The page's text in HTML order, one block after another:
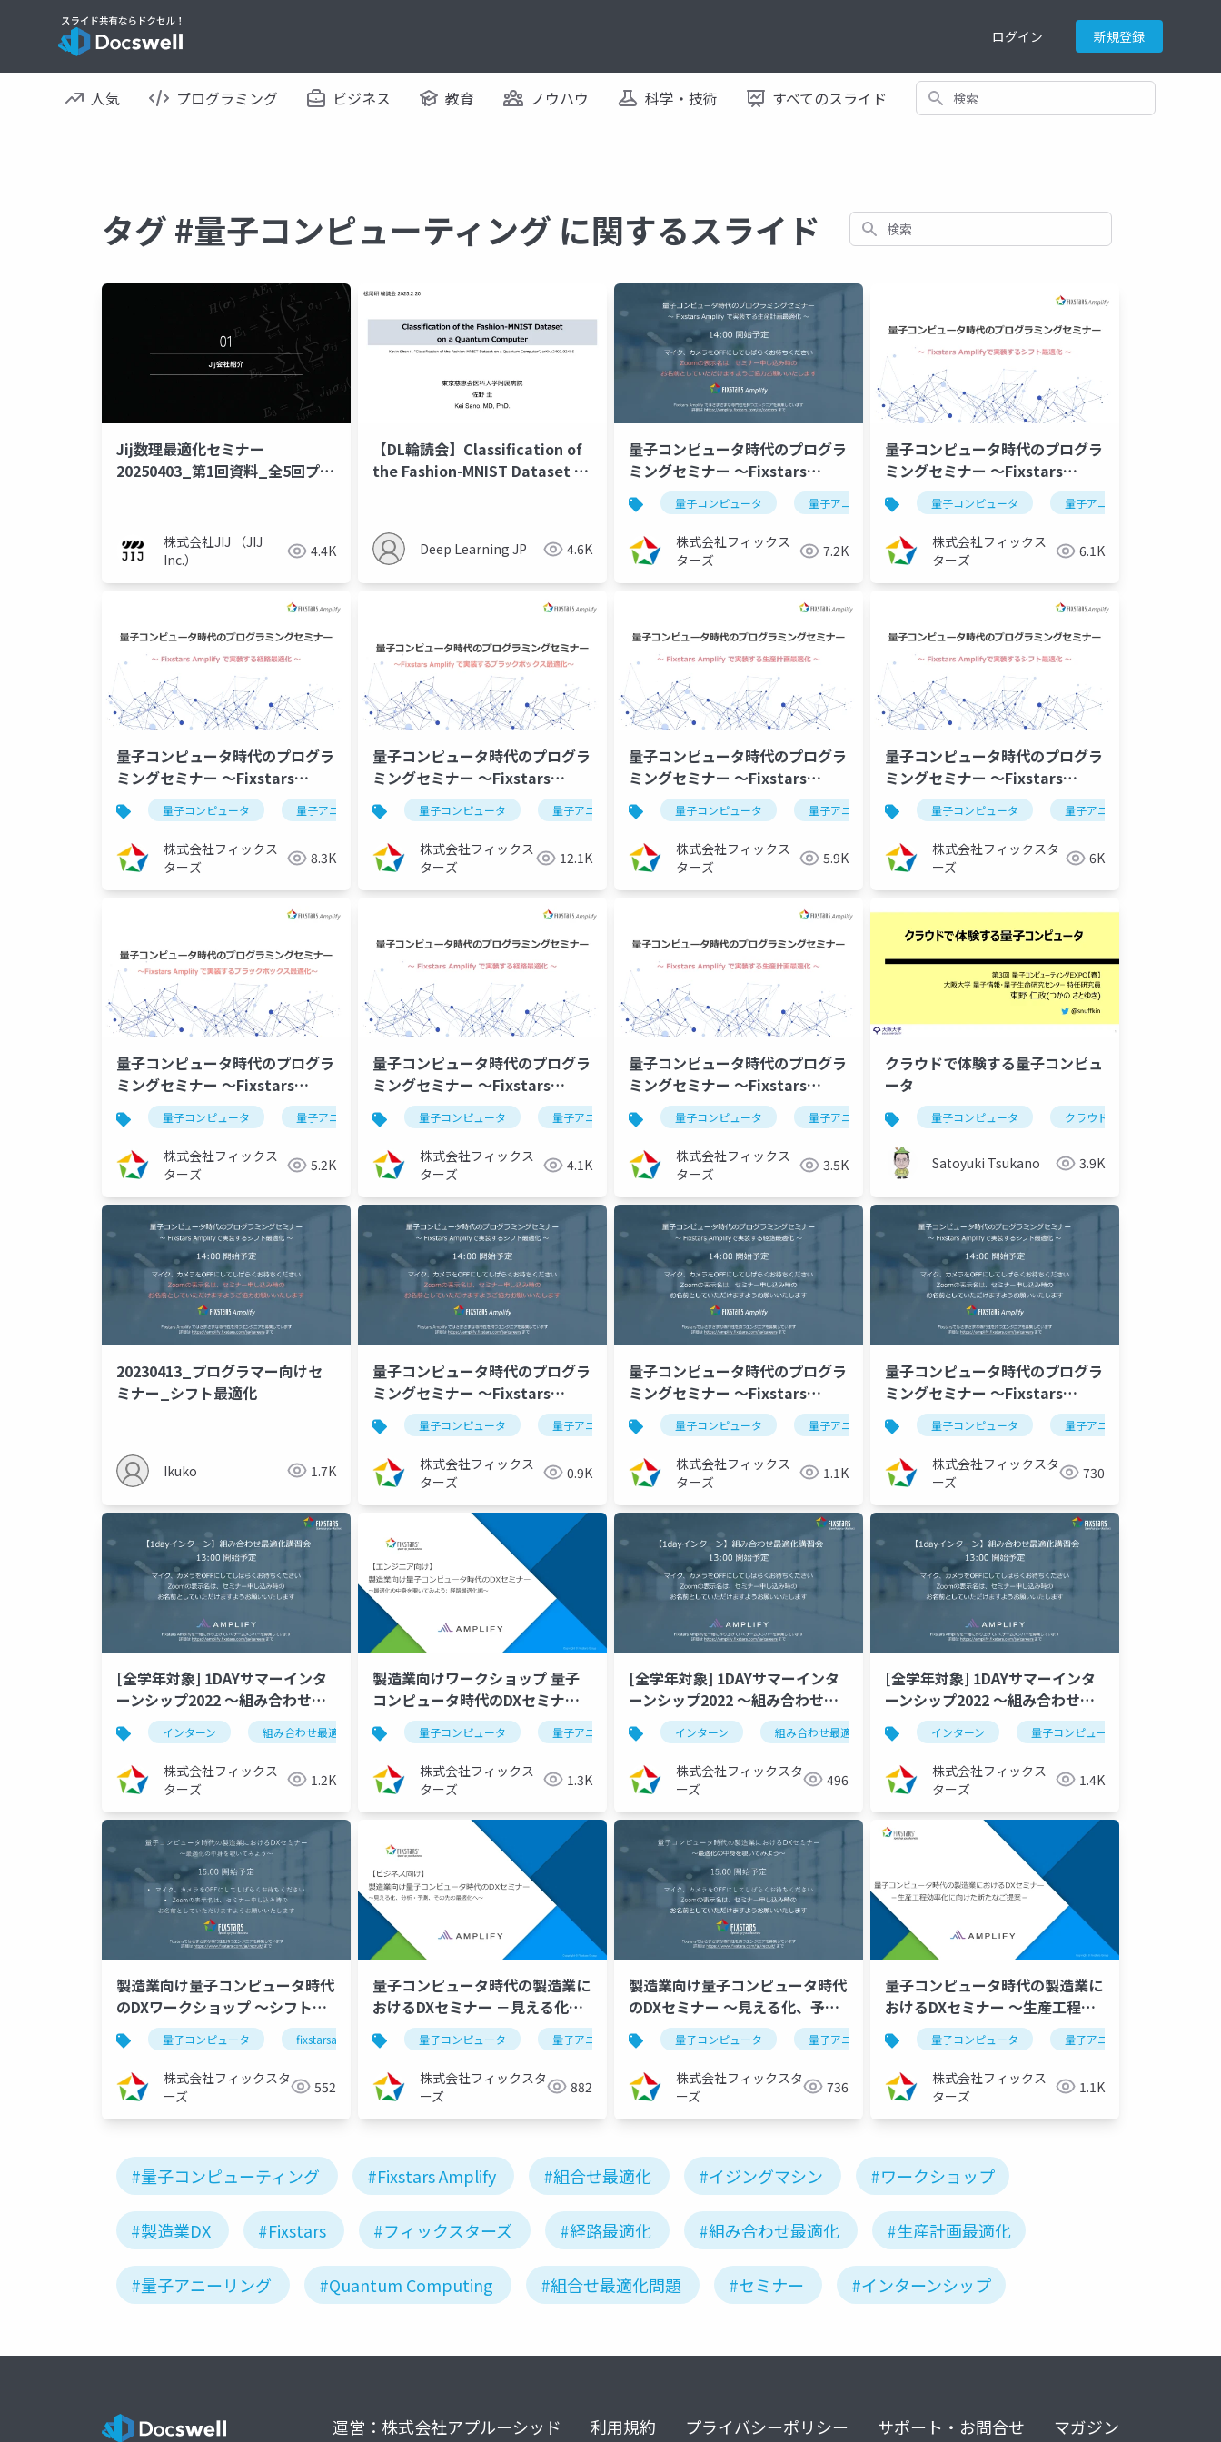
ログイン 新規登録
人気 プログラミング ビジネス 教育 ノウハウ 科学・技術 すべてのスライド 検索
タグ #量子コンピューティング に関するスライド 検索
Jij数理最適化セミナー
20250403_第1回資料_全5回プロ
株式会社JIJ （JIJ
Inc.）
4.4K
【DL輪読会】Classification of
the Fashion-MNIST Dataset on
Deep Learning JP 4.6K
量子コンピュータ時代のプログラ
ミングセミナー ～Fixstars
Amplifyで実装する生産計画最適
化～（2024/01/11）
量子コンピュータ 量子アニーリング イジングマシン fixstarsamplifyシリーズ
株式会社フィックス
ターズ
7.2K
量子コンピュータ時代のプログラ
ミングセミナー ～Fixstars
Amplifyで実装するシフト最適化
～（2023/12/07）
量子コンピュータ 量子アニーリング
株式会社フィックス
ターズ
6.1K
量子コンピュータ時代のプログラ
ミングセミナー ～Fixstars
Amplifyで実装する経路最適化～
（2023/11/09）
量子コンピュータ 量子アニーリング イジングマシン 組合せ最適化 最適化 製造業 物流業 物流 搬送車 デジタルトランスフォーメーショ
株式会社フィックス
ターズ
8.3K
量子コンピュータ時代のプログラ
ミングセミナー ～Fixstars
Amplifyで実装するブラックボッ
クス最適化～
（2023/10/12） 学術・開発研
究者向け
量子コンピュータ 量子アニーリング イジングマシン 組合せ最適化 最適化 python 機械学習
株式会社フィックス
ターズ
12.1K
量子コンピュータ時代のプログラ
ミングセミナー ～Fixstars
Amplifyで実装する生産計画最適
化～（2023/09/07）
量子コンピュータ 量子アニーリング イジングマシン 生産計画
株式会社フィックス
ターズ
5.9K
量子コンピュータ時代のプログラ
ミングセミナー ～Fixstars
Amplifyで実装するシフト最適化
～（2023/08/10）
量子コンピュータ 量子アニーリング
株式会社フィックスタ
ーズ
6K
量子コンピュータ時代のプログラ
ミングセミナー ～Fixstars
Amplifyで実装するブラックボッ
クス最適化～
（2023/07/27） 学術・開発研
究者向け
量子コンピュータ 量子アニーリング イジングマシン ブラックボックス最適化 組合せ最適化 最適化 python fmqa 機械学習
株式会社フィックス
ターズ
5.2K
量子コンピュータ時代のプログラ
ミングセミナー ～Fixstars
Amplifyで実装する経路最適化～
（2023/07/13）
量子コンピュータ 量子アニーリング イジングマシン 最適化 python 工場 組合わせ最適化
株式会社フィックス
ターズ
4.1K
量子コンピュータ時代のプログラ
ミングセミナー ～Fixstars
Amplifyで実装する生産計画最適
化～（2023/05/18）
量子コンピュータ 量子アニーリング イジングマシン 組み合わせ最適化
株式会社フィックス
ターズ
3.5K
クラウドで体験する量子コンピュ
ータ
量子コンピュータ クラウド
Satoyuki Tsukano 3.9K
20230413_プログラマー向けセ
ミナー_シフト最適化
Ikuko 1.7K
量子コンピュータ時代のプログラ
ミングセミナー ～Fixstars
Amplifyで実装するシフト最適化
～（2023/04/13）
量子コンピュータ 量子アニーリング イジングマシン python 組合せ最適化 fixstarsamplifyシリーズ
株式会社フィックス
ターズ
0.9K
量子コンピュータ時代のプログラ
ミングセミナー ～Fixstars
Amplifyで実装する経路最適化～
（2023/03/16）
量子コンピュータ 量子アニーリング イジングマシン fixstarsamplifyシリーズ
株式会社フィックス
ターズ
1.1K
量子コンピュータ時代のプログラ
ミングセミナー ～Fixstars
Amplifyで実装する生産計画最適
化～（2023/02/16）
量子コンピュータ 量子アニーリング
株式会社フィックスタ
ーズ
730
[全学年対象] 1DAYサマーインタ
ーンシップ2022 ～組み合わせ最
適化問題講習会～
（2022/09/09）
インターン 組み合わせ最適化
株式会社フィックス
ターズ
1.2K
製造業向けワークショップ 量子
コンピュータ時代のDXセミナー
～工場内搬送経路最適化の中身を
覗いてみよう～（2022/08/24）
量子コンピュータ 量子アニーリング イジングマシン
株式会社フィックス
ターズ
1.3K
[全学年対象] 1DAYサマーインタ
ーンシップ2022 ～組み合わせ最
適化問題講習会～
（2022/08/08）
インターン 組み合わせ最適化
株式会社フィックスタ
ーズ
496
[全学年対象] 1DAYサマーインタ
ーンシップ2022 ～組み合わせ最
適化問題講習会～
（2022/07/25）
インターン 量子コンピュータ
株式会社フィックス
ターズ
1.4K
製造業向け量子コンピュータ時代
のDXワークショップ ～シフト最
適化の中身を覗いてみよう～
（2022/06/29）
量子コンピュータ fixstarsamplifyシリーズ
株式会社フィックスタ
ーズ
552
量子コンピュータ時代の製造業に
おけるDXセミナー －見える化、
予測・分析、その先の最適化へ－
（2022/05/25）
量子コンピュータ 量子アニーリング イジングマシン 組み合わせ最適化 生産計画最適化 fixstarsamplifyシリーズ
株式会社フィックスタ
ーズ
882
製造業向け量子コンピュータ時代
のDXセミナー ～見える化、予
測・分析、その先の最適化へ～
（2022/03/23）
量子コンピュータ 量子アニーリング イジングマシン 組み合わせ最適化
株式会社フィックスタ
ーズ
736
量子コンピュータ時代の製造業に
おけるDXセミナー ～生産工程効
率化に向けた新たなご提案～
（2021/10/14）
量子コンピュータ 量子アニーリング
株式会社フィックス
ターズ
1.1K
#量子コンピューティング #Fixstars Amplify #組合せ最適化 #イジングマシン #ワークショップ
#製造業DX #Fixstars #フィックスターズ #経路最適化 #組み合わせ最適化 #生産計画最適化
#量子アニーリング #Quantum Computing #組合せ最適化問題 #セミナー #インターンシップ
運営：株式会社アプルーシッド 利用規約 プライバシーポリシー サポート・お問合せ マガジン